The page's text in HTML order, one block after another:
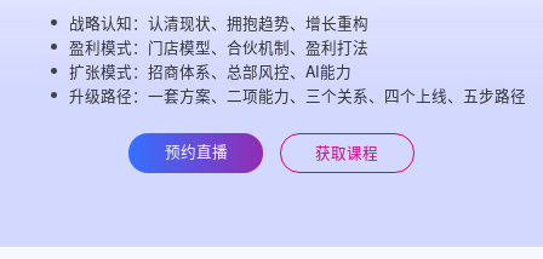
战略认知：认清现状、拥抱趋势、增长重构
盈利模式：门店模型、合伙机制、盈利打法
扩张模式：招商体系、总部风控、AI能力
升级路径：一套方案、二项能力、三个关系、四个上线、五步路径
预约直播 获取课程